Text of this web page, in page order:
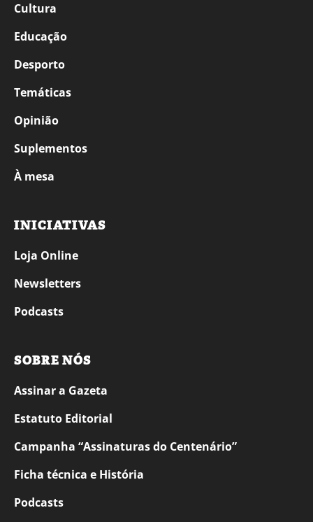
Cultura
Educação
Desporto
Temáticas
Opinião
Suplementos
À mesa
INICIATIVAS
Loja Online
Newsletters
Podcasts
SOBRE NÓS
Assinar a Gazeta
Estatuto Editorial
Campanha “Assinaturas do Centenário”
Ficha técnica e História
Podcasts